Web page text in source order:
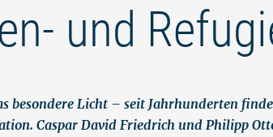
und
besondere Licht – seit Jahrhunderten
Caspar David Friedrich und Philipp